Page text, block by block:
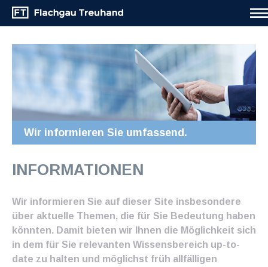
Wir informieren Sie umfassend.
INFORMATIONEN
Wir informieren Sie auf dieser Site insbesondere
über aktuelle Themen, die für Sie Bedeutung haben
könnten. Damit bieten wir Ihnen die Möglichkeit sich
in dem für Sie relevanten Wissensbereich up-to-
date zu halten und möglichst früh allfälligen